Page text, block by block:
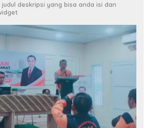
deskripsi yang bisa anda isi dan